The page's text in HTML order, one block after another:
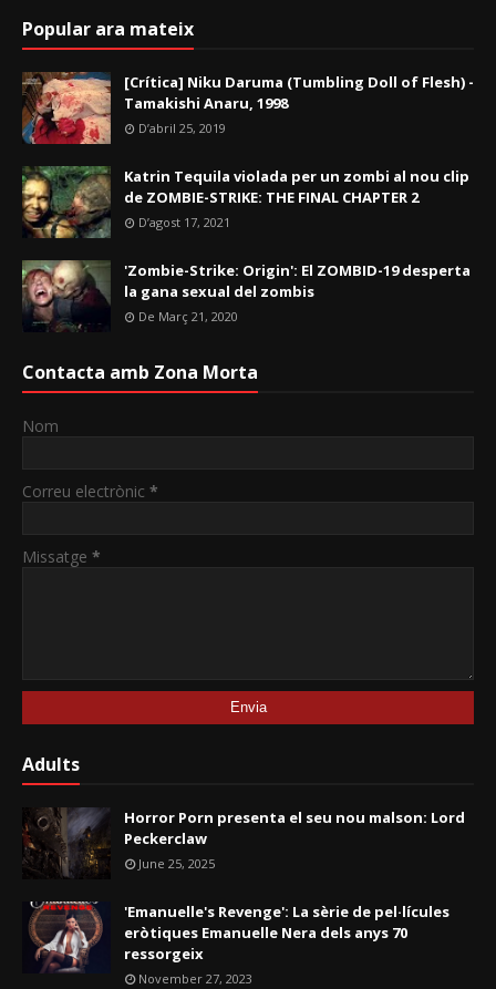
Popular ara mateix
[Crítica] Niku Daruma (Tumbling Doll of Flesh) -
Tamakishi Anaru, 1998
D’abril 25, 2019
Katrin Tequila violada per un zombi al nou clip
de ZOMBIE-STRIKE: THE FINAL CHAPTER 2
D’agost 17, 2021
'Zombie-Strike: Origin': El ZOMBID-19 desperta
la gana sexual del zombis
De Març 21, 2020
Contacta amb Zona Morta
Nom
Correu electrònic *
Missatge *
Adults
Horror Porn presenta el seu nou malson: Lord
Peckerclaw
June 25, 2025
'Emanuelle's Revenge': La sèrie de pel·lícules
eròtiques Emanuelle Nera dels anys 70
ressorgeix
November 27, 2023